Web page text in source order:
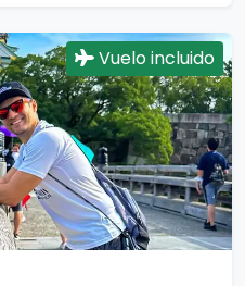
Vuelo incluido